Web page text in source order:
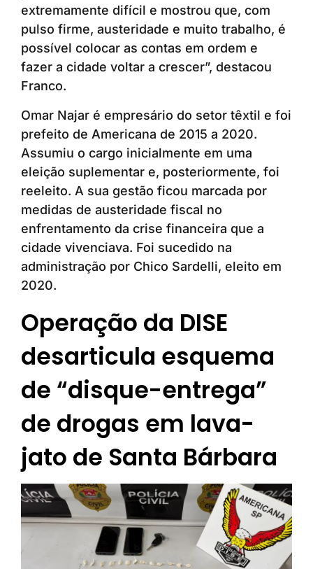
extremamente difícil e mostrou que, com
pulso firme, austeridade e muito trabalho, é
possível colocar as contas em ordem e
fazer a cidade voltar a crescer”, destacou
Franco.
Omar Najar é empresário do setor têxtil e foi
prefeito de Americana de 2015 a 2020.
Assumiu o cargo inicialmente em uma
eleição suplementar e, posteriormente, foi
reeleito. A sua gestão ficou marcada por
medidas de austeridade fiscal no
enfrentamento da crise financeira que a
cidade vivenciava. Foi sucedido na
administração por Chico Sardelli, eleito em
2020.
Operação da DISE
desarticula esquema
de “disque-entrega”
de drogas em lava-
jato de Santa Bárbara